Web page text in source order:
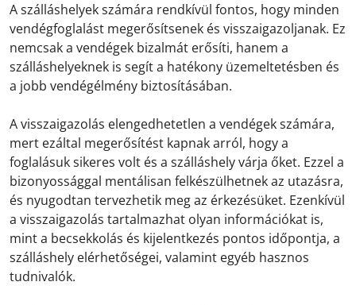
A szálláshelyek számára rendkívül fontos, hogy minden
vendégfoglalást megerősítsenek és visszaigazoljanak. Ez
nemcsak a vendégek bizalmát erősíti, hanem a
szálláshelyeknek is segít a hatékony üzemeltetésben és
a jobb vendégélmény biztosításában.
A visszaigazolás elengedhetetlen a vendégek számára,
mert ezáltal megerősítést kapnak arról, hogy a
foglalásuk sikeres volt és a szálláshely várja őket. Ezzel a
bizonyossággal mentálisan felkészülhetnek az utazásra,
és nyugodtan tervezhetik meg az érkezésüket. Ezenkívül
a visszaigazolás tartalmazhat olyan információkat is,
mint a becsekkolás és kijelentkezés pontos időpontja, a
szálláshely elérhetőségei, valamint egyéb hasznos
tudnivalók.